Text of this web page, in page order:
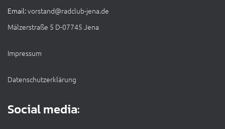
Email:vorstand@radclub-jena.de
Mälzerstraße 5 D-07745 Jena
Impressum
Datenschutzerklärung
Social media: